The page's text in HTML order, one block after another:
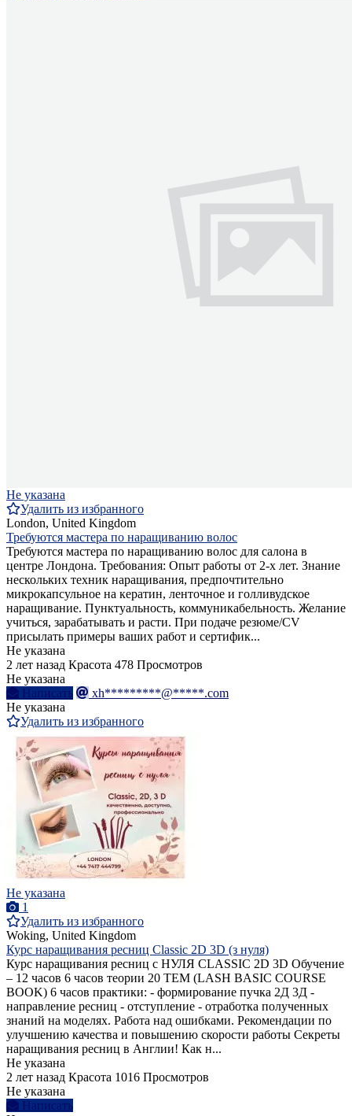
Не указана
Удалить из избранного
London, United Kingdom
Требуются мастера по наращиванию волос
Требуются мастера по наращиванию волос для салона в
центре Лондона. Требования: Опыт работы от 2-х лет. Знание
нескольких техник наращивания, предпочтительно
микрокапсульное на кератин, ленточное и голливудское
наращивание. Пунктуальность, коммуникабельность. Желание
учиться, зарабатывать и расти. При подаче резюме/CV
присылать примеры ваших работ и сертифик...
Не указана
2 лет назад Красота 478 Просмотров
Не указана
Написать
xh*********@*****.com
Не указана
Удалить из избранного
Не указана
1
Удалить из избранного
Woking, United Kingdom
Курс наращивания ресниц Classic 2D 3D (з нуля)
Курс наращивания ресниц с НУЛЯ CLASSIC 2D 3D Обучение
– 12 часов 6 часов теории 20 ТЕМ (LASH BASIC COURSE
BOOK) 6 часов практики: - формирование пучка 2Д 3Д -
направление ресниц - отступление - отработка полученных
знаний на моделях. Работа над ошибками. Рекомендации по
улучшению качества и повышению скорости работы Секреты
наращивания ресниц в Англии! Как н...
Не указана
2 лет назад Красота 1016 Просмотров
Не указана
Написать